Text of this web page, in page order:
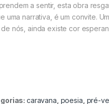
a sentir, esta obra
uma narrativa, é um convite.
nós, ainda existe cor
caravana poesia pré-